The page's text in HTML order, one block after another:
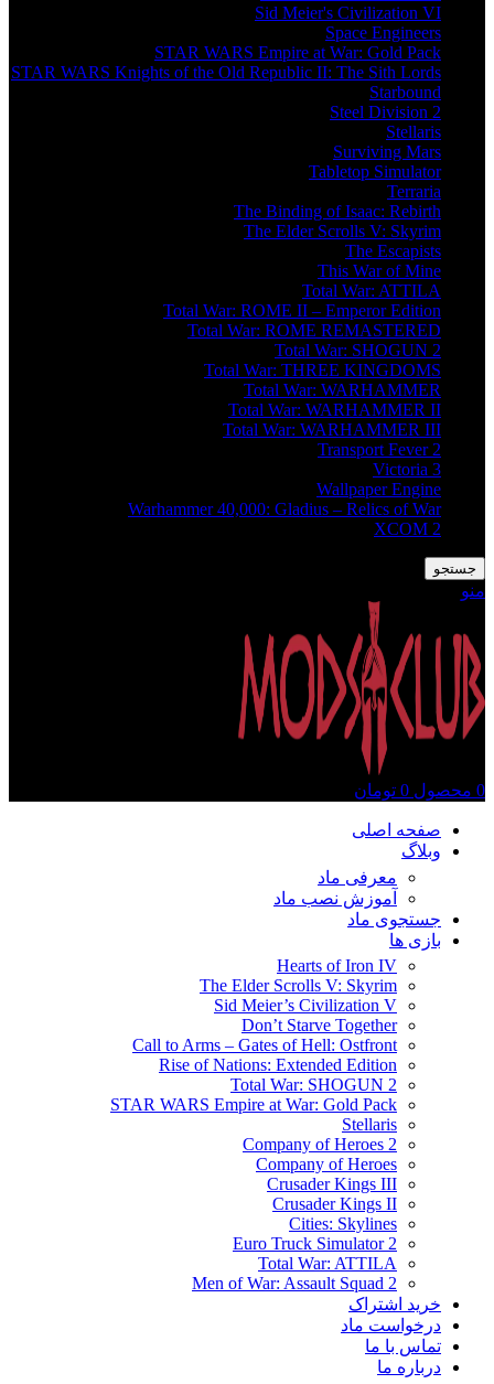
Sid Meier's Civilization VI
Space Engineers
STAR WARS Empire at War: Gold Pack
STAR WARS Knights of the Old Republic II: The Sith Lords
Starbound
Steel Division 2
Stellaris
Surviving Mars
Tabletop Simulator
Terraria
The Binding of Isaac: Rebirth
The Elder Scrolls V: Skyrim
The Escapists
This War of Mine
Total War: ATTILA
Total War: ROME II – Emperor Edition
Total War: ROME REMASTERED
Total War: SHOGUN 2
Total War: THREE KINGDOMS
Total War: WARHAMMER
Total War: WARHAMMER II
Total War: WARHAMMER III
Transport Fever 2
Victoria 3
Wallpaper Engine
Warhammer 40,000: Gladius – Relics of War
XCOM 2
جستجو
منو
0 محصول 0 تومان
صفحه اصلی
وبلاگ
معرفی ماد
آموزش نصب ماد
جستجوی ماد
بازی ها
Hearts of Iron IV
The Elder Scrolls V: Skyrim
Sid Meier’s Civilization V
Don’t Starve Together
Call to Arms – Gates of Hell: Ostfront
Rise of Nations: Extended Edition
Total War: SHOGUN 2
STAR WARS Empire at War: Gold Pack
Stellaris
Company of Heroes 2
Company of Heroes
Crusader Kings III
Crusader Kings II
Cities: Skylines
Euro Truck Simulator 2
Total War: ATTILA
Men of War: Assault Squad 2
خرید اشتراک
درخواست ماد
تماس با ما
درباره ما